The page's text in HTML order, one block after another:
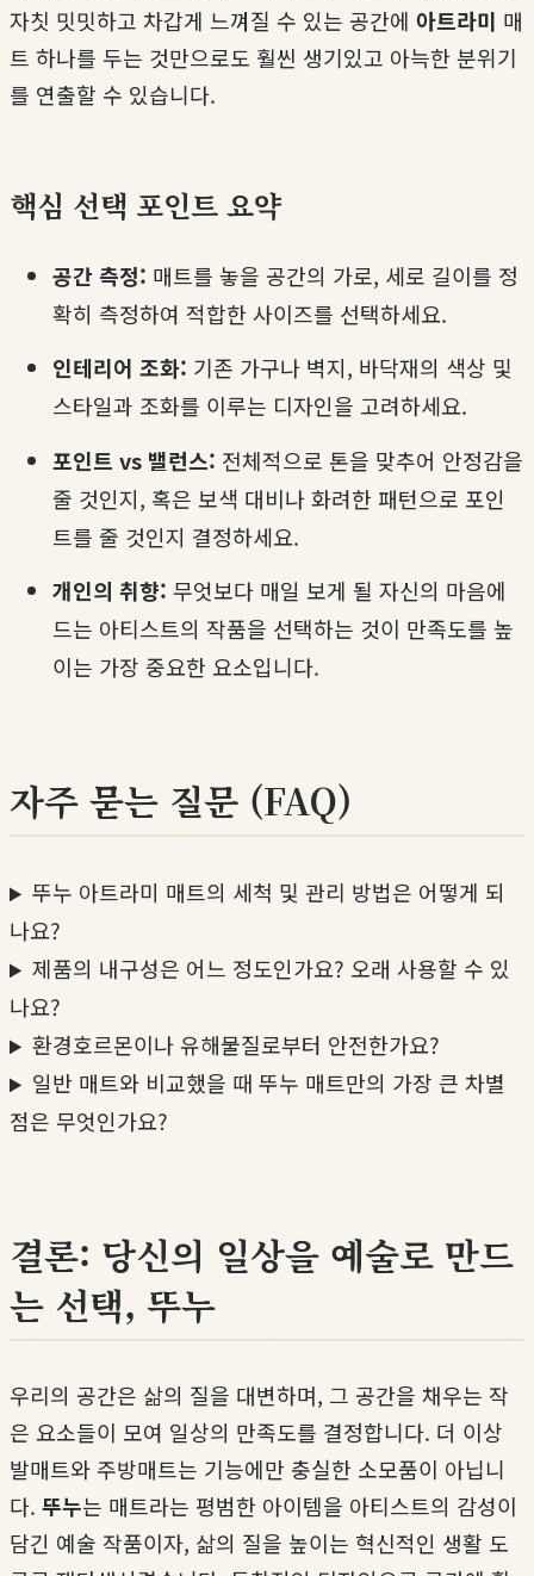
자칫 밋밋하고 차갑게 느껴질 수 있는 공간에 아트라미 매
트 하나를 두는 것만으로도 훨씬 생기있고 아늑한 분위기
를 연출할 수 있습니다.
핵심 선택 포인트 요약
공간 측정: 매트를 놓을 공간의 가로, 세로 길이를 정
확히 측정하여 적합한 사이즈를 선택하세요.
인테리어 조화: 기존 가구나 벽지, 바닥재의 색상 및
스타일과 조화를 이루는 디자인을 고려하세요.
포인트 vs 밸런스: 전체적으로 톤을 맞추어 안정감을
줄 것인지, 혹은 보색 대비나 화려한 패턴으로 포인
트를 줄 것인지 결정하세요.
개인의 취향: 무엇보다 매일 보게 될 자신의 마음에
드는 아티스트의 작품을 선택하는 것이 만족도를 높
이는 가장 중요한 요소입니다.
자주 묻는 질문 (FAQ)
뚜누 아트라미 매트의 세척 및 관리 방법은 어떻게 되
나요?
제품의 내구성은 어느 정도인가요? 오래 사용할 수 있
나요?
환경호르몬이나 유해물질로부터 안전한가요?
일반 매트와 비교했을 때 뚜누 매트만의 가장 큰 차별
점은 무엇인가요?
결론: 당신의 일상을 예술로 만드
는 선택, 뚜누
우리의 공간은 삶의 질을 대변하며, 그 공간을 채우는 작
은 요소들이 모여 일상의 만족도를 결정합니다. 더 이상
발매트와 주방매트는 기능에만 충실한 소모품이 아닙니
다. 뚜누는 매트라는 평범한 아이템을 아티스트의 감성이
담긴 예술 작품이자, 삶의 질을 높이는 혁신적인 생활 도